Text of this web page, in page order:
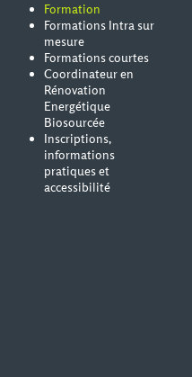
Formation
Formations Intra sur
mesure
Formations courtes
Coordinateur en
Rénovation
Energétique
Biosourcée
Inscriptions,
informations
pratiques et
accessibilité